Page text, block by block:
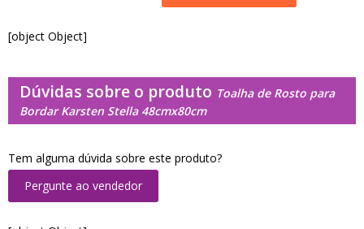
[object Object]
Dúvidas sobre o produto Toalha de Rosto para
Bordar Karsten Stella 48cmx80cm
Tem alguma dúvida sobre este produto?
Pergunte ao vendedor